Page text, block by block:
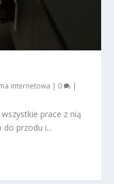
internetowa 0
prace z nią
do przodu i...